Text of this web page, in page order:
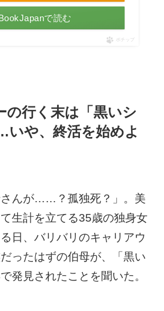
で読む
ポチップ
の行く末は「黒いシ
や、終活を始めよ
さんが……？孤独死？」。美
生計を立てる35歳の独身女
日、バリバリのキャリアウ
ったはずの伯母が、「黒い
発見されたことを聞いた。